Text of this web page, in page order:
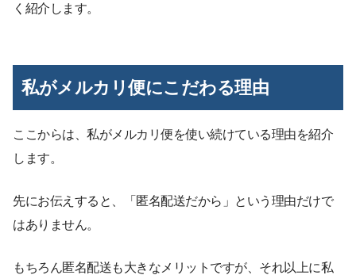
く紹介します。
私がメルカリ便にこだわる理由
ここからは、私がメルカリ便を使い続けている理由を紹介
します。
先にお伝えすると、「匿名配送だから」という理由だけで
はありません。
もちろん匿名配送も大きなメリットですが、それ以上に私